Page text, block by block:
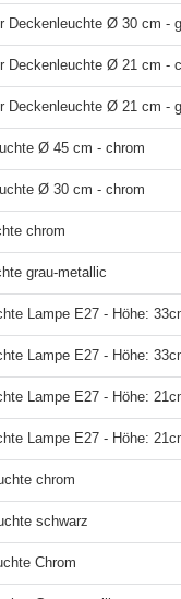
Deckenleuchte Ø 30 cm -
Deckenleuchte Ø 21 cm -
Deckenleuchte Ø 21 cm -
Ø 45 cm - chrom
Ø 30 cm - chrom
chrom
grau-metallic
Lampe E27 - Höhe:
Lampe E27 - Höhe:
Lampe E27 - Höhe:
Lampe E27 - Höhe:
chrom
schwarz
Chrom